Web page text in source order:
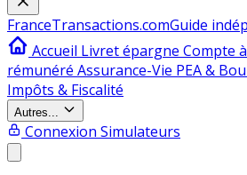
FranceTransactions.comGuide
Accueil Livret épargne Compte
rémunéré Assurance-Vie PEA &
Impôts & Fiscalité
Autres...
Connexion Simulateurs